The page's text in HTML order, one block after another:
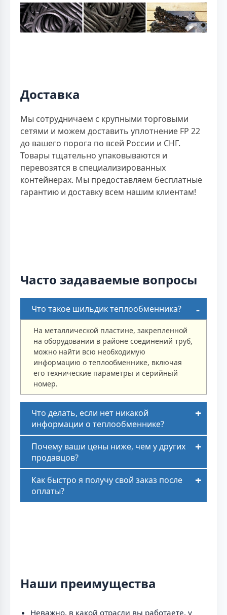
Доставка
Мы сотрудничаем с крупными торговыми
сетями и можем доставить уплотнение FP 22
до вашего порога по всей России и СНГ.
Товары тщательно упаковываются и
перевозятся в специализированных
контейнерах. Мы предоставляем бесплатные
гарантию и доставку всем нашим клиентам!
Часто задаваемые вопросы
Что такое шильдик теплообменника?
На металлической пластине, закрепленной
на оборудовании в районе соединений труб,
можно найти всю необходимую
информацию о теплообменнике, включая
его технические параметры и серийный
номер.
Что делать, если нет никакой
информации о теплообменнике?
Почему ваши цены ниже, чем у других
продавцов?
Как быстро я получу свой заказ после
оплаты?
Наши преимущества
Неважно, в какой отрасли вы работаете, у